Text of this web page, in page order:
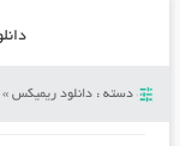
دسته : دانلود ریمیکس»